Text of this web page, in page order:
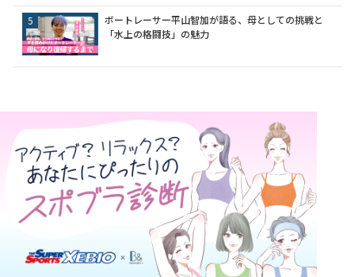
ボートレーサー平山智加が語る、母としての挑戦と
「水上の格闘技」の魅力